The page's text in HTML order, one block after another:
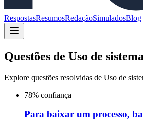
RespostasResumosRedaçãoSimuladosBlog
Questões de Uso de
Explore questões resolvidas de Uso de
78% confiança
Para baixar um processo,